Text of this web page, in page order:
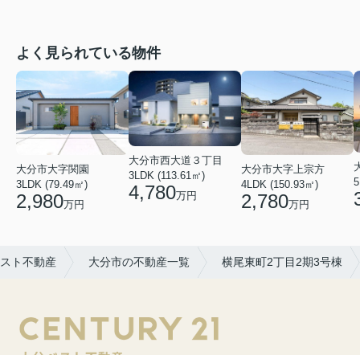
よく見られている物件
大分市大字関園
3LDK (79.49㎡)
2,980万円
大分市西大道３丁目
3LDK (113.61㎡)
4,780万円
大分市大字上宗方
4LDK (150.93㎡)
2,780万円
ト不動産 大分市の不動産一覧 横尾東町2丁目2期3号棟